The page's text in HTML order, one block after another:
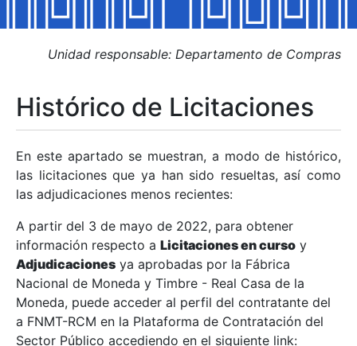
Mostrar/Ocultar
Mostrar/Ocultar
Mostrar/Ocultar
Mostrar/Ocultar
Unidad responsable: Departamento de Compras
Histórico de Licitaciones
En este apartado se muestran, a modo de histórico,
las licitaciones que ya han sido resueltas, así como
las adjudicaciones menos recientes:
A partir del 3 de mayo de 2022, para obtener
información respecto a Licitaciones en curso y
Adjudicaciones ya aprobadas por la Fábrica
Nacional de Moneda y Timbre - Real Casa de la
Moneda, puede acceder al perfil del contratante del
a FNMT-RCM en la Plataforma de Contratación del
Sector Público accediendo en el siguiente link: